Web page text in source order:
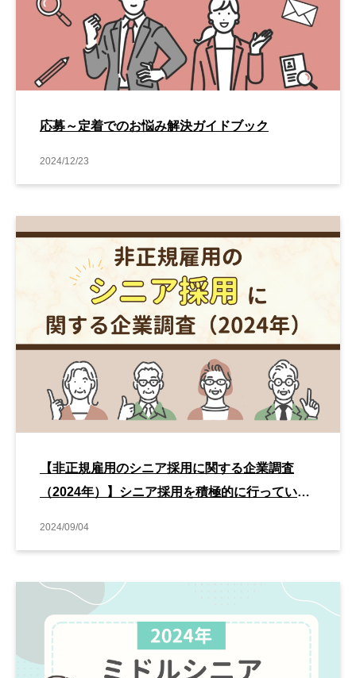
応募～定着でのお悩み解決ガイドブック
2024/12/23
【非正規雇用のシニア採用に関する企業調査
（2024年）】シニア採用を積極的に行っている
2024/09/04